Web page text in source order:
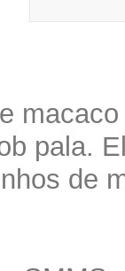
pala.
de